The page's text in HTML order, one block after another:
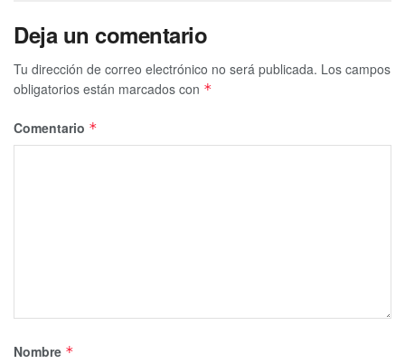
Deja un comentario
Tu dirección de correo electrónico no será publicada. Los campos
obligatorios están marcados con *
Comentario *
Nombre *